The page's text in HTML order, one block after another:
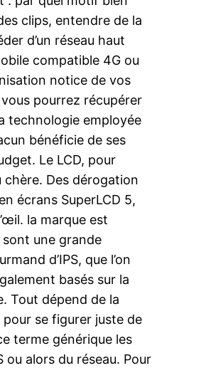
clips, entendre de la
d’un réseau haut
compatible 4G ou
notice de vos
pourrez récupérer
technologie employée
bénéficie de ses
Le LCD, pour
chère. Des dérogation
écrans SuperLCD 5,
la marque est
sont une grande
d’IPS, que l’on
basés sur la
Tout dépend de la
se figurer juste de
terme générique les
ou alors du réseau. Pour